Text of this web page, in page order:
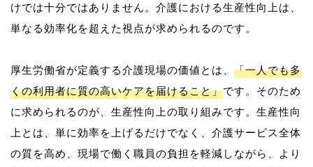
けでは十分ではありません。介護における生産性向上は、
単なる効率化を超えた視点が求められるのです。
厚生労働省が定義する介護現場の価値とは、 「一人でも多
くの利用者に質の高いケアを届けること」です。そのため
に求められるのが、生産性向上の取り組みです。生産性向
上とは、単に効率を上げるだけでなく、介護サービス全体
の質を高め、現場で働く職員の負担を軽減しながら、より